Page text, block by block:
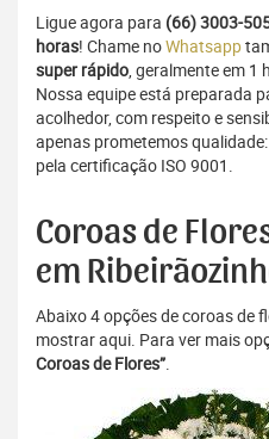
Ligue agora para (66) 3003-
horas! Chame noWhatsapp
super rápido, geralmente em 1
Nossa equipe está preparada
acolhedor, com respeito e
apenas prometemos
pela certificação ISO 9001.
Coroas de
em
Abaixo 4 opções de coroas de
mostrar aqui. Para ver mais
Coroas de Flores”.